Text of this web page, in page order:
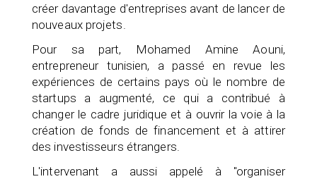
créer davantage d'entreprises avant de lancer de
nouveaux projets.
Pour sa part, Mohamed Amine Aouni,
entrepreneur tunisien, a passé en revue les
expériences de certains pays où le nombre de
startups a augmenté, ce qui a contribué à
changer le cadre juridique et à ouvrir la voie à la
création de fonds de financement et à attirer
des investisseurs étrangers.
L'intervenant a aussi appelé à "organiser